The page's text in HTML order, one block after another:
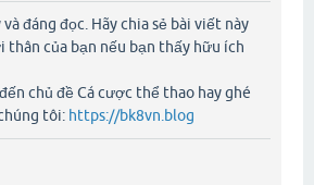
đáng đọc. Hãy chia sẻ bài viết này
thân của bạn nếu bạn thấy hữu ích
chủ đề Cá cược thể thao hay ghé
tôi: https://bk8vn.blog